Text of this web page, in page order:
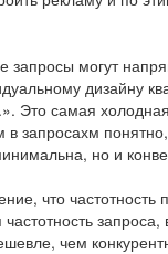
могут
дизайну
Это самая
в запросахм
но и
что
чем